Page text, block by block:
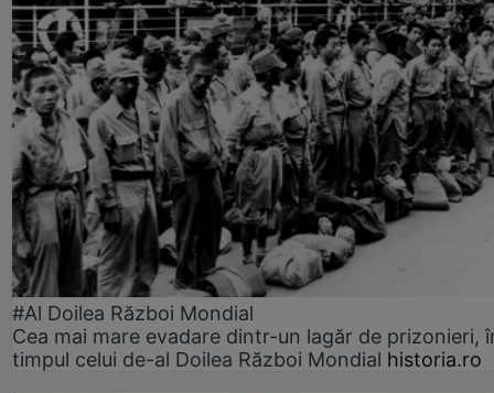
#Al Doilea Război Mondial
Cea mai mare evadare dintr-un lagăr de prizonieri,
timpul celui de-al Doilea Război Mondial historia.ro